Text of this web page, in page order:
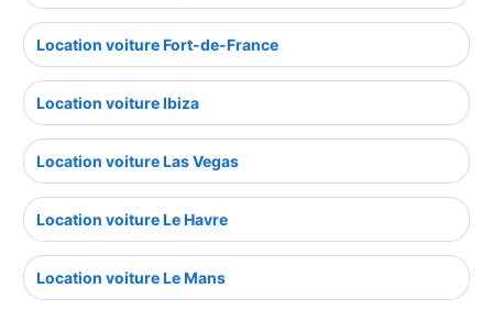
Location voiture Fort-de-France
Location voiture Ibiza
Location voiture Las Vegas
Location voiture Le Havre
Location voiture Le Mans